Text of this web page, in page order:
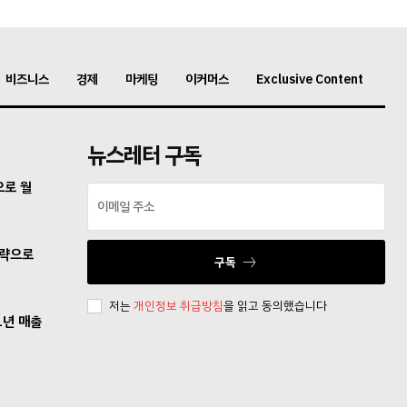
비즈니스 경제 마케팅 이커머스 Exclusive Content
월
으로
매출
뉴스레터 구독
구독
저는 개인정보 취급방침을 읽고 동의했습니다